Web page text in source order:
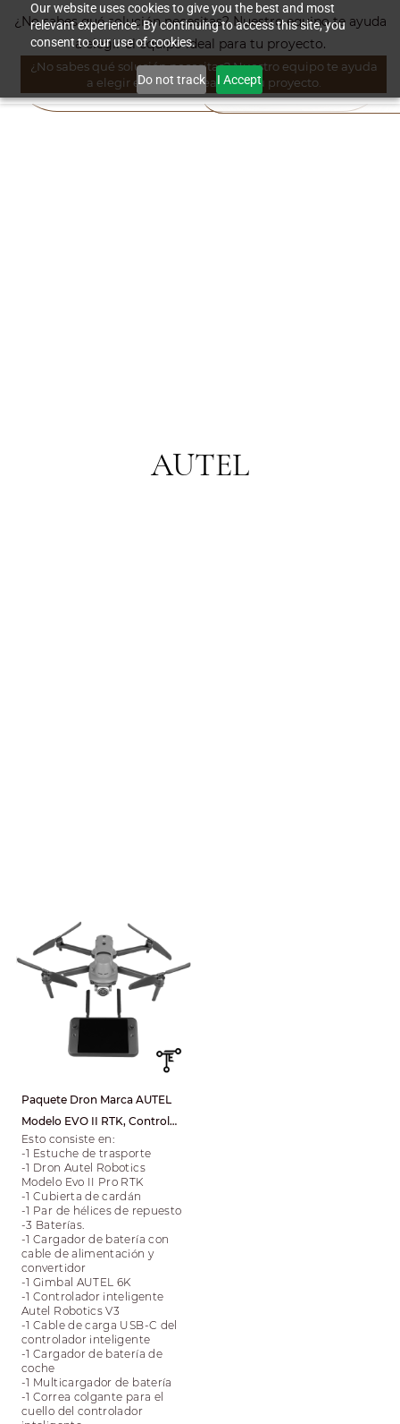
Our website uses cookies to give you the best and most
relevant experience. By continuing to access this site, you
consent to our use of cookies.
Do not track I Accept
Skip to
main
content
AUTEL
Paquete Dron Marca AUTEL
Modelo EVO II RTK, Control
V3, Gimbal 6K
Esto consiste en:
-1 Estuche de trasporte
-1 Dron Autel Robotics
Modelo Evo II Pro RTK
-1 Cubierta de cardán
-1 Par de hélices de repuesto
-3 Baterías.
-1 Cargador de batería con
cable de alimentación y
convertidor
-1 Gimbal AUTEL 6K
-1 Controlador inteligente
Autel Robotics V3
-1 Cable de carga USB-C del
controlador inteligente
-1 Cargador de batería de
coche
-1 Multicargador de batería
-1 Correa colgante para el
cuello del controlador
¿No sabes qué solución necesitas? Nuestro equipo te ayuda
a elegir el equipo ideal para tu proyecto.
¿No sabes qué solución necesitas? Nuestro equipo te ayuda
a elegir el equipo ideal para tu proyecto.